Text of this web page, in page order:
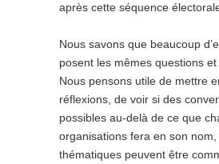
après cette séquence
Nous savons que beaucoup
posent les mêmes questions et
Nous pensons utile de mettre
réflexions, de voir si des
possibles au-delà de ce que
organisations fera en son nom,
thématiques peuvent être